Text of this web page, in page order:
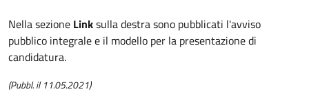
Nella sezione Linksulla destra sono pubblicati l'avviso
pubblico integrale e il modello per la presentazione di
candidatura.
(Pubbl. il 11.05.2021)